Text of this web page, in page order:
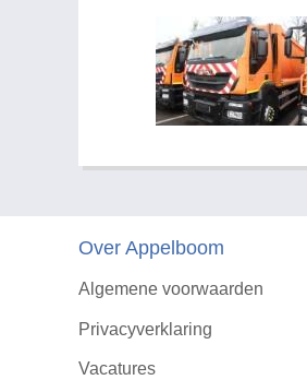
Over Appelboom
Algemene voorwaarden
Privacyverklaring
Vacatures